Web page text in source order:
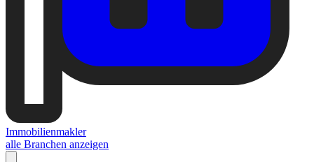
Immobilienmakler
alle Branchen anzeigen